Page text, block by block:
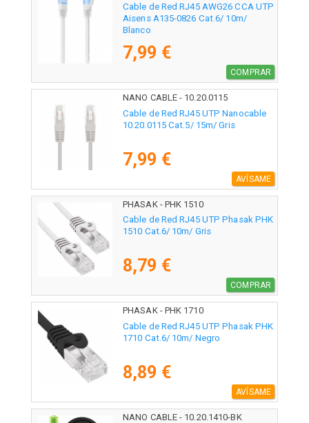
Cable de Red RJ45 AWG26 CCA UTP
Aisens A135-0826 Cat.6/ 10m/
Blanco
7,99 €
COMPRAR
NANO CABLE - 10.20.0115
Cable de Red RJ45 UTP Nanocable
10.20.0115 Cat.5/ 15m/ Gris
7,99 €
AVÍSAME
PHASAK - PHK 1510
Cable de Red RJ45 UTP Phasak PHK
1510 Cat.6/ 10m/ Gris
8,79 €
COMPRAR
PHASAK - PHK 1710
Cable de Red RJ45 UTP Phasak PHK
1710 Cat.6/ 10m/ Negro
8,89 €
AVÍSAME
NANO CABLE - 10.20.1410-BK